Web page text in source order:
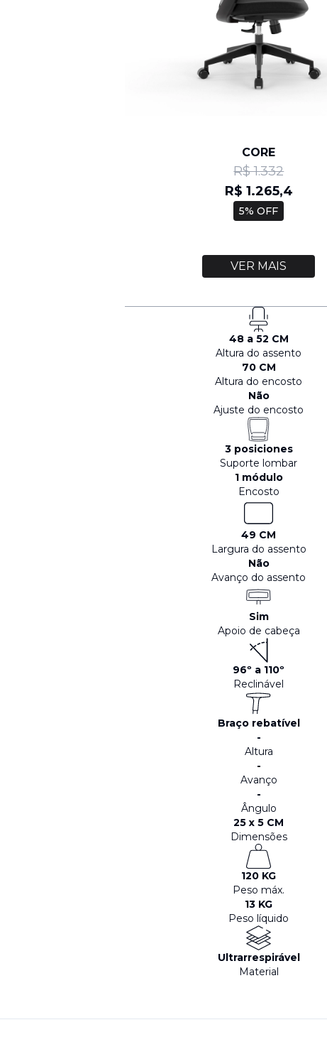
CORE
R$ 1.332
R$ 1.265,4
5% OFF
VER MAIS
48 a 52 CM
Altura do assento
70 CM
Altura do encosto
Não
Ajuste do encosto
3 posiciones
Suporte lombar
1 módulo
Encosto
49 CM
Largura do assento
Não
Avanço do assento
Sim
Apoio de cabeça
96º a 110º
Reclinável
Braço rebatível
-
Altura
-
Avanço
-
Ângulo
25 x 5 CM
Dimensões
120 KG
Peso máx.
13 KG
Peso líquido
Ultrarrespirável
Material